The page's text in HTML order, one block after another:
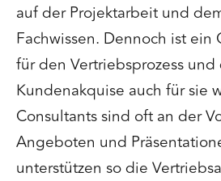
auf der Projektarbeit und
Fachwissen. Dennoch ist ein
für den Vertriebsprozess und
Kundenakquise auch für sie
Consultants sind oft an der
Angeboten und
unterstützen so die